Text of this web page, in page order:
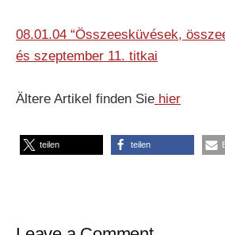
08.01.04 “Összeesküvések,
és szeptember 11. titkai
Ältere Artikel finden Sie hier
teilen teilen